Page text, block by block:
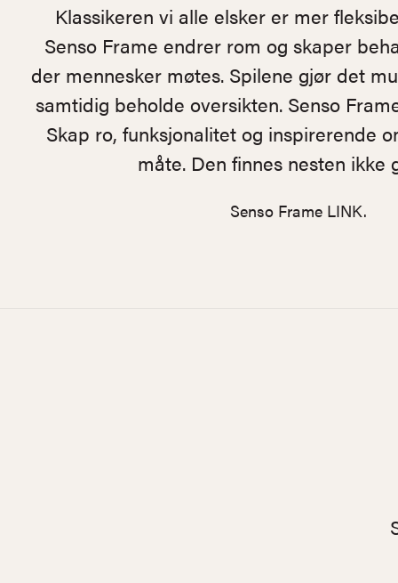
Klassikeren vi alle elsker er mer
Senso Frame endrer rom og skaper
der mennesker møtes. Spilene gjør det
samtidig beholde oversikten. Senso
Skap ro, funksjonalitet og inspirerende
måte. Den finnes nesten ikke
Senso Frame LINK.